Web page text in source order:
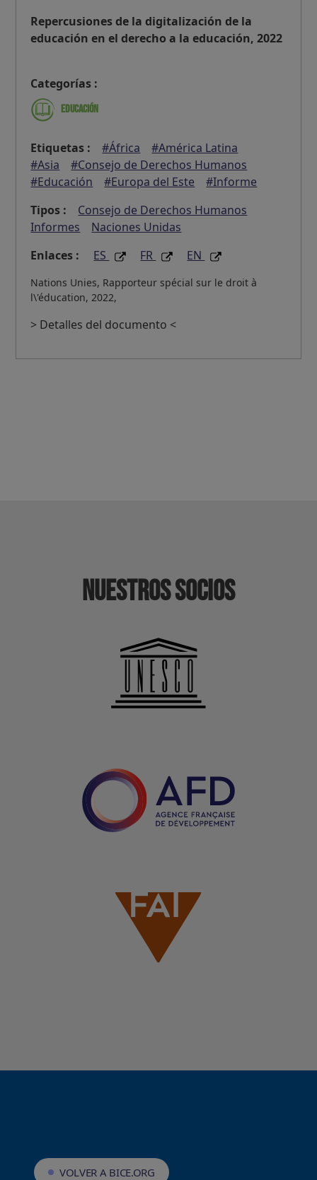
Repercusiones de la digitalización de la
educación en el derecho a la educación, 2022
Categorías :
Educación
Etiquetas : #África
#América Latina
#Asia
#Consejo de Derechos Humanos
#Educación
#Europa del Este
#Informe
Tipos :
Consejo de Derechos Humanos
Informes
Naciones Unidas
Enlaces :
ES FR EN
Nations Unies, Rapporteur spécial sur le droit à
l\'éducation, 2022,
> Detalles del documento <
Nuestros socios
VOLVER A BICE.ORG